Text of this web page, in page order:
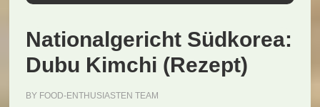
Nationalgericht Südkorea:
Dubu Kimchi (Rezept)
BY FOOD-ENTHUSIASTEN TEAM